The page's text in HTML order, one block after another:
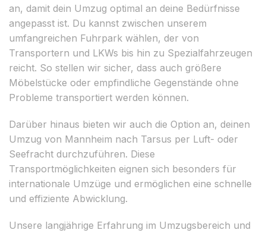
an, damit dein Umzug optimal an deine Bedürfnisse
angepasst ist. Du kannst zwischen unserem
umfangreichen Fuhrpark wählen, der von
Transportern und LKWs bis hin zu Spezialfahrzeugen
reicht. So stellen wir sicher, dass auch größere
Möbelstücke oder empfindliche Gegenstände ohne
Probleme transportiert werden können.
Darüber hinaus bieten wir auch die Option an, deinen
Umzug von Mannheim nach Tarsus per Luft- oder
Seefracht durchzuführen. Diese
Transportmöglichkeiten eignen sich besonders für
internationale Umzüge und ermöglichen eine schnelle
und effiziente Abwicklung.
Unsere langjährige Erfahrung im Umzugsbereich und